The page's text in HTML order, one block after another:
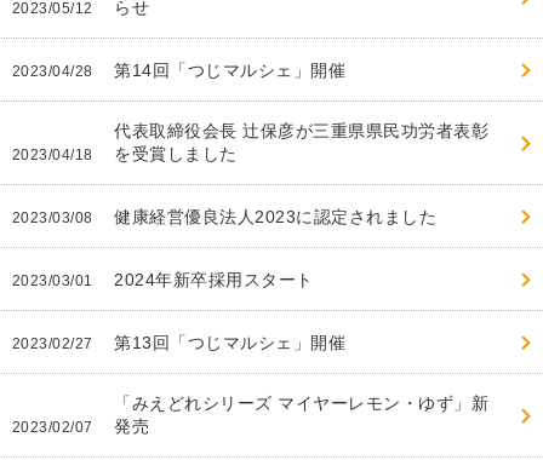
2023/05/12
らせ
2023/04/28 第14回「つじマルシェ」開催
2023/04/18
代表取締役会長 辻保彦が三重県県民功労者表彰
を受賞しました
2023/03/08 健康経営優良法人2023に認定されました
2023/03/01 2024年新卒採用スタート
2023/02/27 第13回「つじマルシェ」開催
2023/02/07
「みえどれシリーズ マイヤーレモン・ゆず」新
発売